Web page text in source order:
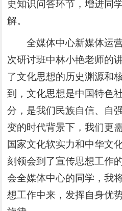
史知识问答环节，增进同
解。
全媒体中心新媒体运
次研讨班中林小艳老师的
了文化思想的历史渊源和
到，文化思想是中国特色
分，是我们民族自信、自
变的时代背景下，我们更
国家文化软实力和中华文
刻领会到了宣传思想工作
会全媒体中心的同学，我
想工作中来，发挥自身优